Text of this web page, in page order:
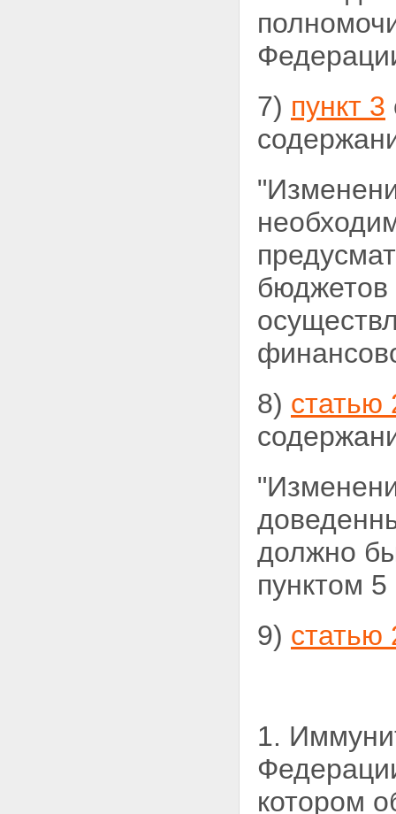
7) пункт 3
8) статью
должно
пунктом
9) статью
1.
котором